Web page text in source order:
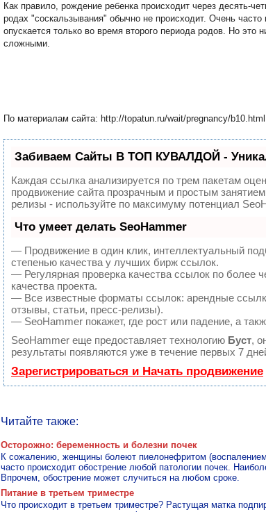
Как правило, рождение ребенка происходит через десять-
родах "соскальзывания" обычно не происходит. Очень
опускается только во время второго периода родов. Но это
сложными.
По материалам сайта: http://topatun.ru/wait/pregnancy/b10.html
Забиваем Сайты В ТОП КУВАЛДОЙ -
Каждая ссылка анализируется по трем пакетам
продвижение сайта прозрачным и простым
релизы - используйте по максимуму потенциал
Что умеет делать SeoHammer
— Продвижение в один клик, интеллектуальный
степенью качества у лучших бирж ссылок.
— Регулярная проверка качества ссылок по более
качества проекта.
— Все известные форматы ссылок: арендные
отзывы, статьи, пресс-релизы).
— SeoHammer покажет, где рост или падение, а
SeoHammer еще предоставляет технологию Буст,
результаты появляются уже в течение первых 7
Зарегистрироваться и Начать продвижение
Читайте также:
Осторожно: беременность и болезни почек
К сожалению, женщины болеют пиелонефритом
часто происходит обострение любой патологии почек.
Впрочем, обострение может случиться на любом сроке.
Питание в третьем триместре
Что происходит в третьем триместре? Растущая матка